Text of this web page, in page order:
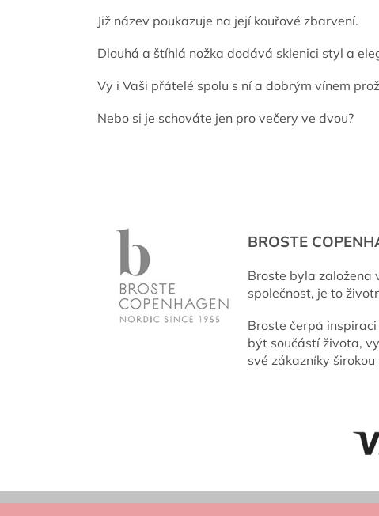
Již název poukazuje na její kouřové zbarvení.
Dlouhá a štíhlá nožka dodává sklenici styl a
Vy i Vaši přátelé spolu s ní a dobrým vínem
Nebo si je schováte jen pro večery ve dvou?
BROSTE
Broste byla založena
společnost, je to
Broste čerpá
být součástí života,
své zákazníky